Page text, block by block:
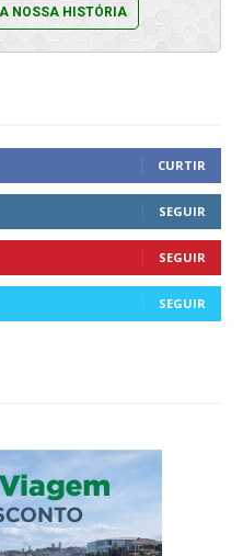
NOSSA HISTÓRIA
CURTIR
SEGUIR
SEGUIR
SEGUIR